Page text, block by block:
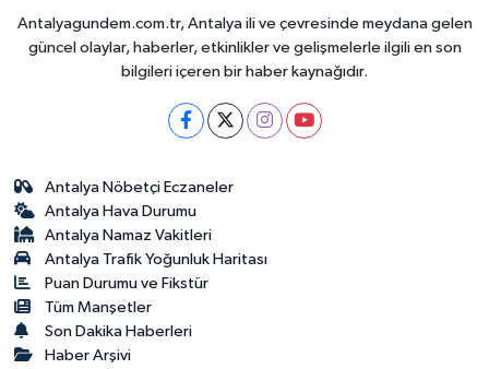
Antalyagundem.com.tr, Antalya ili ve çevresinde meydana gelen
güncel olaylar, haberler, etkinlikler ve gelişmelerle ilgili en son
bilgileri içeren bir haber kaynağıdır.
Antalya Nöbetçi Eczaneler
Antalya Hava Durumu
Antalya Namaz Vakitleri
Antalya Trafik Yoğunluk Haritası
Puan Durumu ve Fikstür
Tüm Manşetler
Son Dakika Haberleri
Haber Arşivi